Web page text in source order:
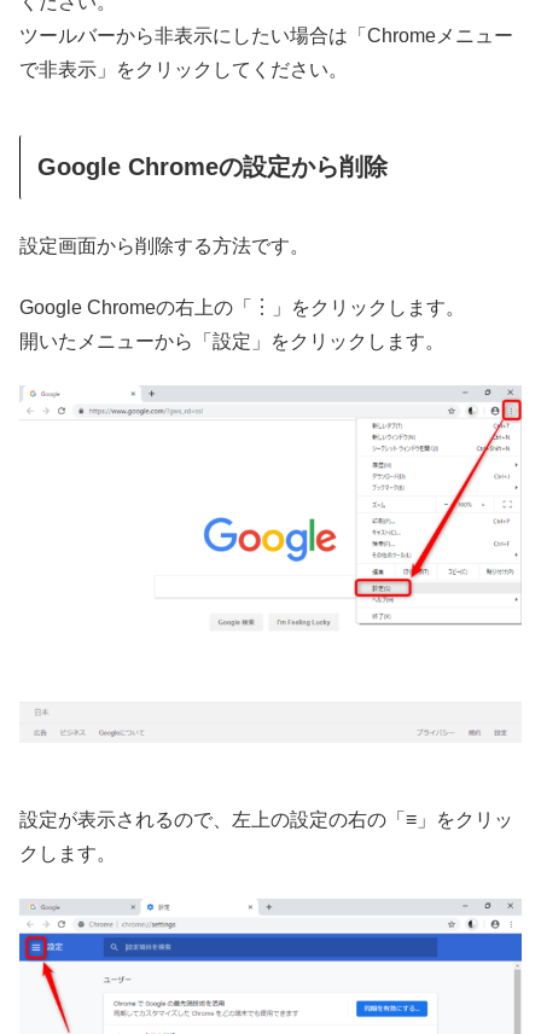
ツールバーから非表示にしたい場合は「Chromeメニュー
で非表示」をクリックしてください。
Google Chromeの設定から削除
設定画面から削除する方法です。
Google Chromeの右上の「︙」をクリックします。
開いたメニューから「設定」をクリックします。
設定が表示されるので、左上の設定の右の「≡」をクリッ
クします。